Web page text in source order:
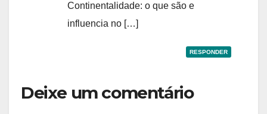
Continentalidade: o que são e
influencia no […]
RESPONDER
Deixe um comentário